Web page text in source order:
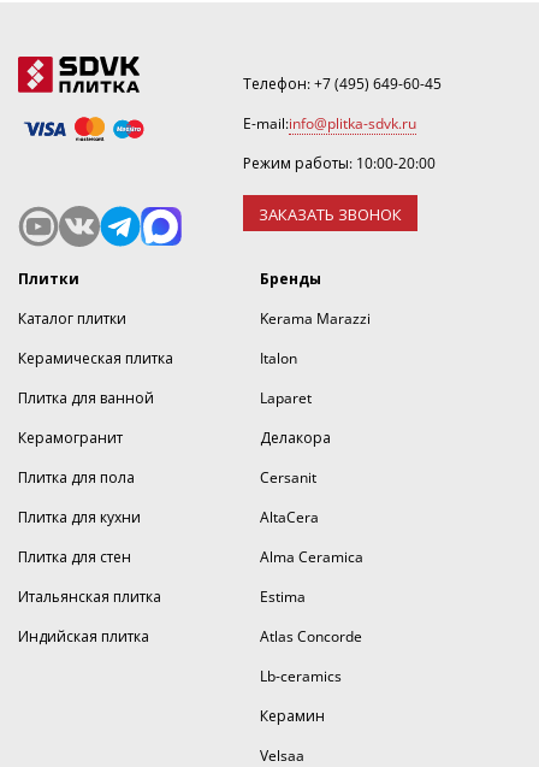
Телефон:+7 (495) 649-60-45
E-mail:info@plitka-sdvk.ru
Режим работы: 10:00-20:00
ЗАКАЗАТЬ ЗВОНОК
Плитки
Каталог плитки
Керамическая плитка
Плитка для ванной
Керамогранит
Плитка для пола
Плитка для кухни
Плитка для стен
Итальянская плитка
Индийская плитка
Бренды
Kerama Marazzi
Italon
Laparet
Делакора
Cersanit
AltaCera
Alma Ceramica
Estima
Atlas Concorde
Lb-ceramics
Керамин
Velsaa